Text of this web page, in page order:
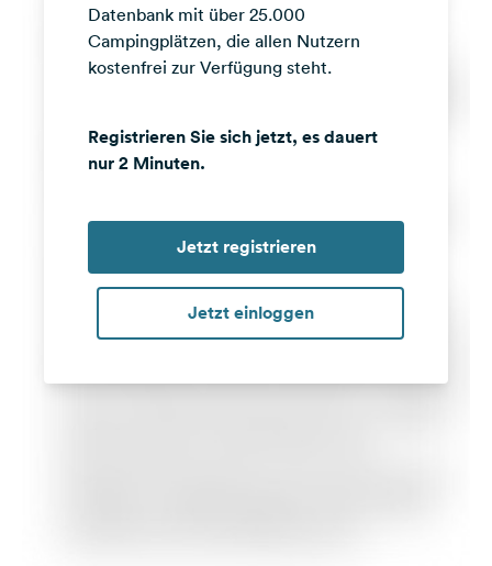
Datenbank mit über 25.000
Campingplätzen, die allen Nutzern
kostenfrei zur Verfügung steht.
Registrieren Sie sich jetzt, es dauert
nur 2 Minuten.
Jetzt registrieren
Jetzt einloggen